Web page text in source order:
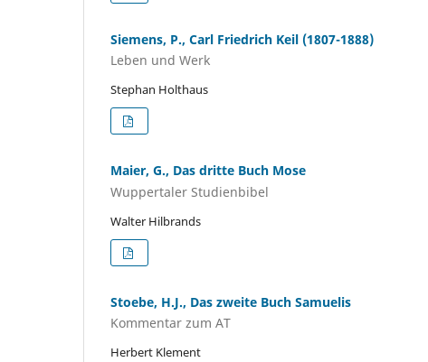
Siemens, P., Carl Friedrich Keil (1807-1888)
Leben und Werk
Stephan Holthaus
Maier, G., Das dritte Buch Mose
Wuppertaler Studienbibel
Walter Hilbrands
Stoebe, H.J., Das zweite Buch Samuelis
Kommentar zum AT
Herbert Klement